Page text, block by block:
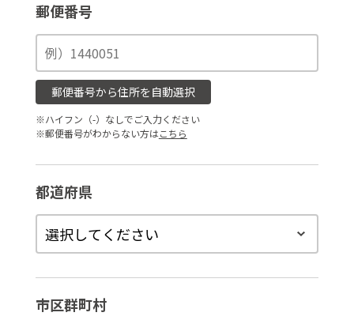
郵便番号
郵便番号から住所を自動選択
※ハイフン（-）なしでご入力ください
※郵便番号がわからない方はこちら
都道府県
市区群町村